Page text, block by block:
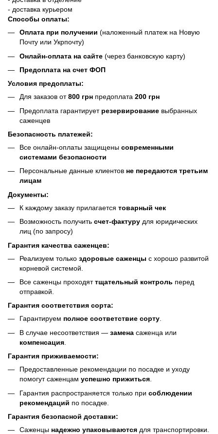
- доставка курьером
Способы оплаты:
Оплата при получении (наложенный платеж на Новую
Почту или Укрпочту)
Онлайн-оплата на сайте (через банковскую карту)
Предоплата на счет ФОП
Условия предоплаты:
Для заказов от800 грн предоплата 200 грн
Предоплата гарантирует резервирование выбранных
саженцев
Безопасность платежей:
Все онлайн-оплаты защищены современными
системами безопасности
Персональные данные клиентов не передаются третьим
лицам
Документы:
К каждому заказу прилагается товарный чек
Возможность получить счет-фактуру для юридических
лиц (по запросу)
Гарантия качества саженцев:
Реализуем только здоровые саженцы с хорошо развитой
корневой системой.
Все саженцы проходяттщательный контроль перед
отправкой.
Гарантия соответствия сорта:
Гарантируем полное соответствие сорту.
В случае несоответствия — замена саженца или
компенсация
Гарантия приживаемости:
Предоставленные рекомендации по посадке и уходу
помогут саженцам успешно прижиться
Гарантия распространяется только при соблюдении
рекомендаций по посадке.
Гарантия безопасной доставки:
Саженцы надежно упаковываются для транспортировки.